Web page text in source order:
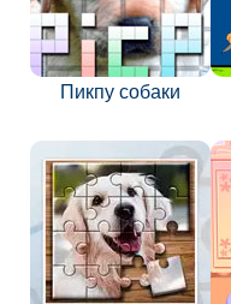
Пикпу собаки